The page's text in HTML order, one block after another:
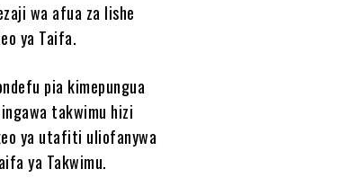
wa afua za lishe
ya Taifa.
pia kimepungua
takwimu hizi
ya utafiti uliofanywa
ya Takwimu.